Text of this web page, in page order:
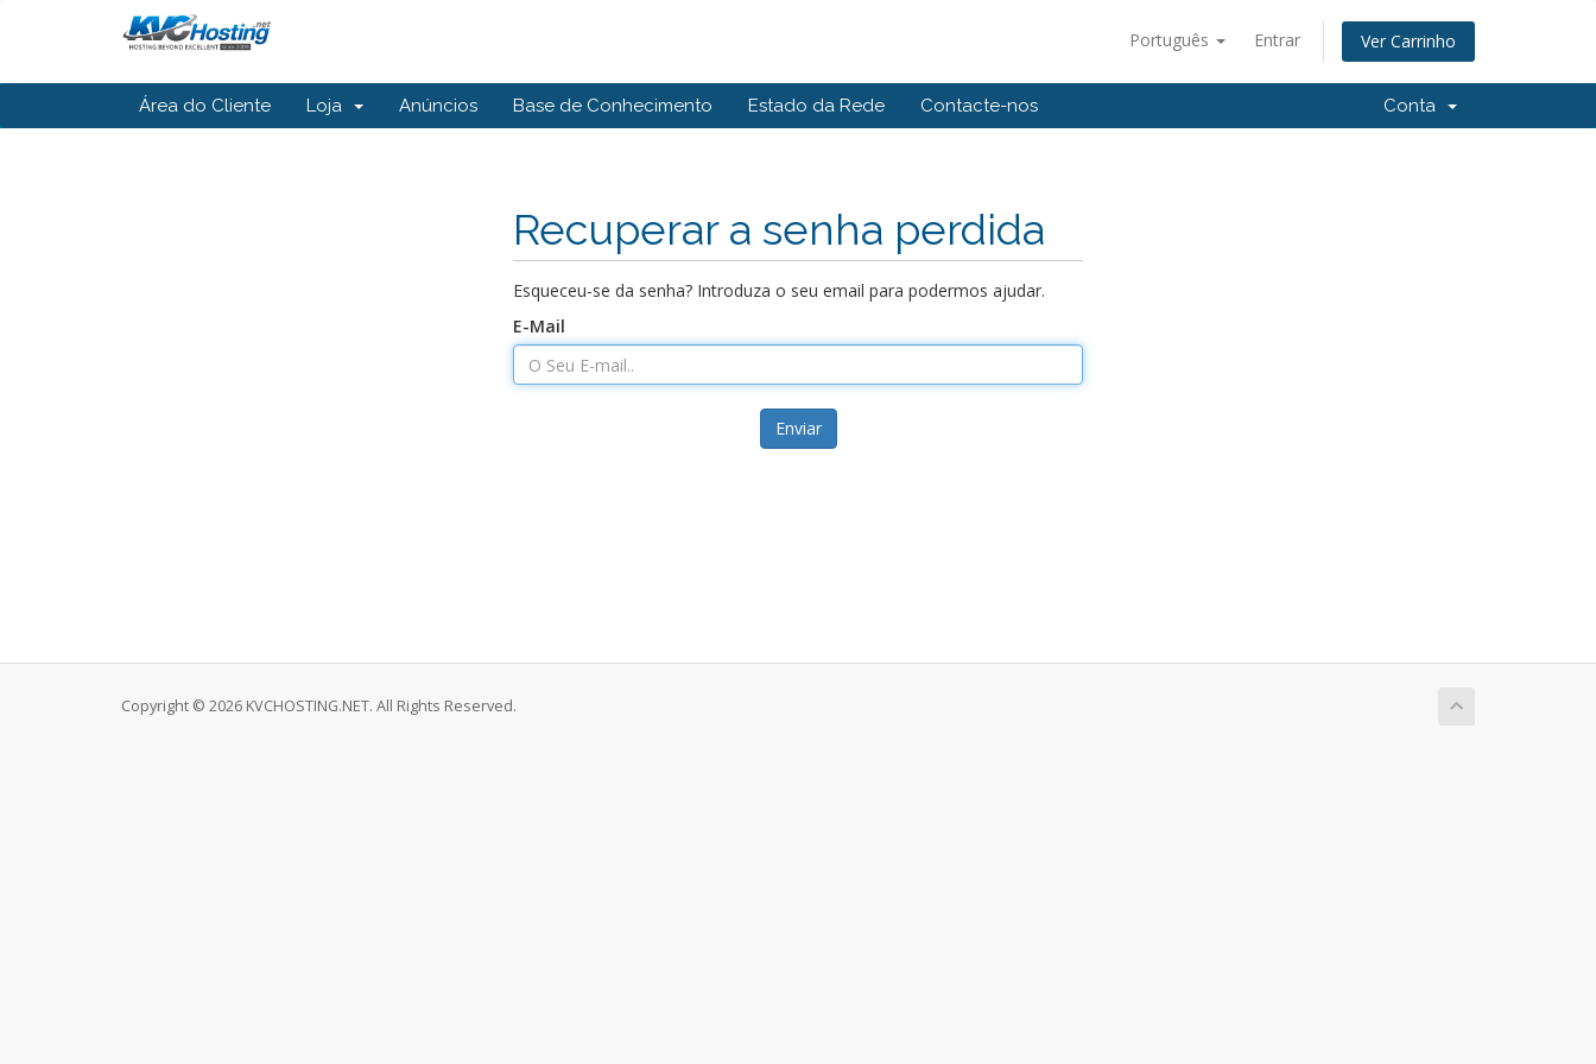
Português Entrar Ver Carrinho
Área do Cliente Loja Anúncios Base de Conhecimento Estado da Rede Contacte-nos Conta
Recuperar a senha perdida
Esqueceu-se da senha? Introduza o seu email para podermos ajudar.
E-Mail
Enviar
Copyright © 2026 KVCHOSTING.NET. All Rights Reserved.